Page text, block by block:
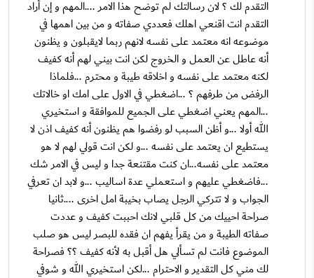
التقدم لك ؟ لان رسالتك لم توضح هذا الامر ....المهم و إن أراد
التقدم انت اقنعي اهلك فعددي صفاته و من بين اهمها في
موضوعه انه معتمد على نفسه لانهم ربما لايقبلون و يظنون
أنه عاطل عن العمل و الخروج لكن انت بيني لهم أنه كفيف
لكنه معتمد على نفسه و اخلاقه طيبة و محترم ...فلماذا
الرفض من طرفهم ؟ ...اضغطي في الاول على امك او خالاتك
...المهم يعني اضغطي على الجميع للموافقة و استخيري
الله أولا ...و أظن السبب لو رفضوا هم يظنون أنه كفيف اذن لا
يستطيع ان يعتمد على نفسه ...و لكن انت قولي لهم لا هو
معتمد على نفسه...ان كنت مقتنعة جدا و ليس في الامر شك
...فاضغطي عليهم و استعملي عدة اساليب ...و لابد ان تعرفي
الجواب و لا تتركي الرجل يصاب بخيبة امل اخرى ....ثانيا
صراحة احييك من كل قلبي لانك احببت كفيف و عددت
صفاته الطيبة و من يقرأ يفهم ان فقده للبصر ليس هو صلب
الموضوع فانت لم تسألي هل أقبل به لأنه كفيف ؟؟ فصراحة
لك مني كل التقدير و الاحترام ...لكن استخيري الله و شوفي